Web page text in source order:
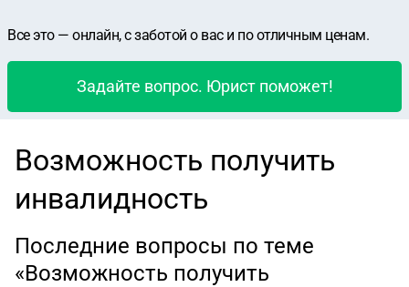
Все это — онлайн, с заботой о вас и по отличным ценам.
Задайте вопрос. Юрист поможет!
Возможность получить
инвалидность
Последние вопросы по теме
«Возможность получить